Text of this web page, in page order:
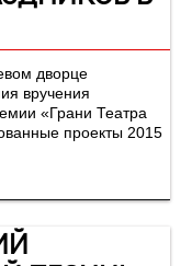
дворце
вручения
«Грани Театра
проекты 2015